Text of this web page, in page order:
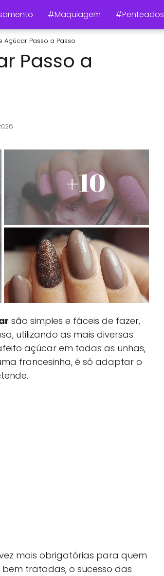
#Maquiagem #Penteados
Açúcar Passo a Passo
Passo a
são simples e fáceis de fazer,
utilizando as mais diversas
açúcar em todas as unhas,
francesinha, é só adaptar o
mais obrigatórias para quem
tratadas, o sucesso das